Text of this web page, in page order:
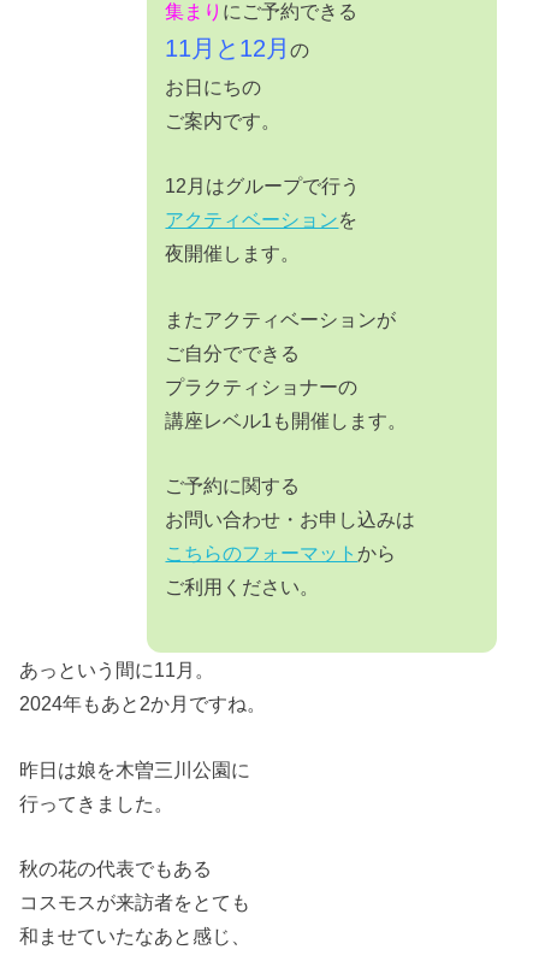
集まり にご予約できる
11月と12月の
お日にちの
ご案内です。
12月はグループで行う
アクティベーションを
夜開催します。
またアクティベーションが
ご自分でできる
プラクティショナーの
講座レベル1も開催します。
ご予約に関する
お問い合わせ・お申し込みは
こちらのフォーマットから
ご利用ください。
あっという間に11月。
2024年もあと2か月ですね。
昨日は娘を木曽三川公園に
行ってきました。
秋の花の代表でもある
コスモスが来訪者をとても
和ませていたなあと感じ、